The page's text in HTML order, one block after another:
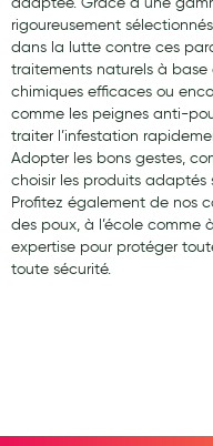
rigoureusement
dans la lutte contre ces
traitements naturels à base
chimiques efficaces ou
comme les peignes anti-
traiter l’infestation
Adopter les bons gestes,
choisir les produits adaptés
Profitez également de nos
des poux, à l’école comme
expertise pour protéger
toute sécurité.